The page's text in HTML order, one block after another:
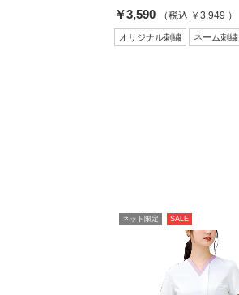
￥3,590 （税込 ￥3,949 ）
オリジナル刺繍 ネーム刺繍
ネット限定 SALE